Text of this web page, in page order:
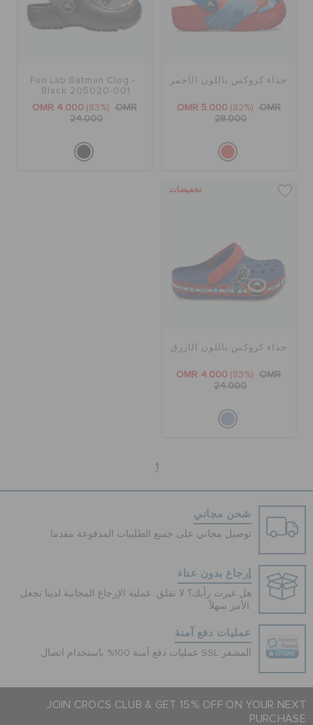
حذاء كروكس باللون الأحمر
OMR 5.000 (82%)
OMR
28.000
Fun Lab Batman Clog -
Black 205020-001
OMR 4.000 (83%)
OMR
24.000
تخفيضات
حذاء كروكس باللون الأزرق
OMR 4.000 (83%)
OMR
24.000
1
شحن مجاني
توصيل مجاني على جميع الطلبيات المدفوعة مقدما
إرجاع بدون عناء
هل غيرت رأيك؟ لا تقلق. عملية الإرجاع المجانية لدينا تجعل
الأمر سهلاً.
عمليات دفع آمنة
عمليات دفع آمنة 100% باستخدام اتصال SSL المشفر
JOIN CROCS CLUB & GET 15% OFF ON YOUR NEXT
PURCHASE